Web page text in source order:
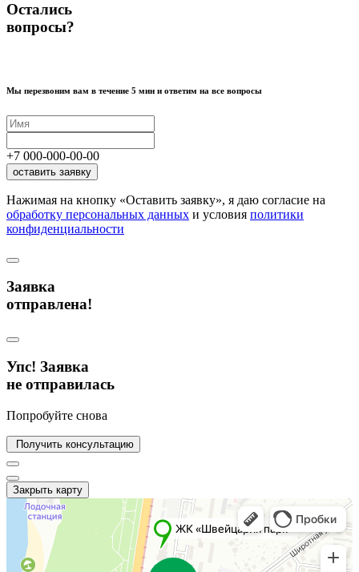
Остались
вопросы?
Мы перезвоним вам в течение 5 мин и ответим на все вопросы
+7 000-000-00-00
оставить заявку
Нажимая на кнопку «Оставить заявку», я даю согласие на
обработку персональных данных и условия политики
конфиденциальности
Заявка
отправлена!
Упс! Заявка
не отправилась
Попробуйте снова
Получить консультацию
Закрыть карту